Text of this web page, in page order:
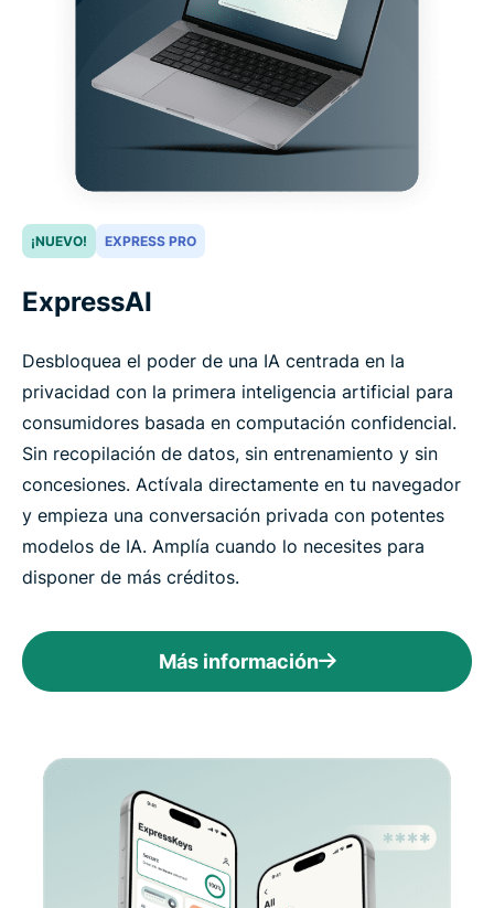
¡NUEVO! EXPRESS PRO
ExpressAI
Desbloquea el poder de una IA centrada en la
privacidad con la primera inteligencia artificial para
consumidores basada en computación confidencial.
Sin recopilación de datos, sin entrenamiento y sin
concesiones. Actívala directamente en tu navegador
y empieza una conversación privada con potentes
modelos de IA. Amplía cuando lo necesites para
disponer de más créditos.
Más información